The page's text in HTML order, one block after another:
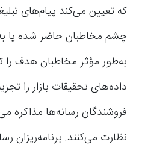
که تعیین می‌کند پیام‌های
چشم مخاطبان حاضر شده یا
به‌طور مؤثر مخاطبان هدف را
داده‌های تحقیقات بازار را
فروشندگان رسانه‌ها مذاکره
نظارت می‌کنند. برنامه‌ریزان